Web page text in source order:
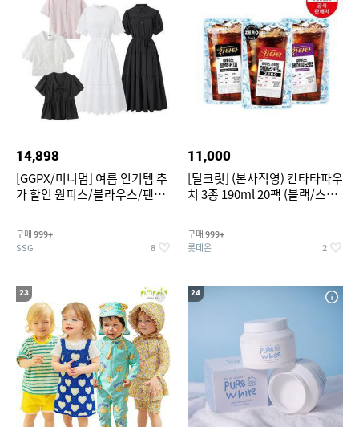
14,898
[GGPX/미니멈] 여름 인기템 추
가 할인 원피스/블라우스/팬츠
구매 999+
SSG 8
11,000
[딜크릿] (본사직영) 칸타타파우
치 3종 190ml 20팩 (블랙/스위
구매 999+
롯데온 2
23 24